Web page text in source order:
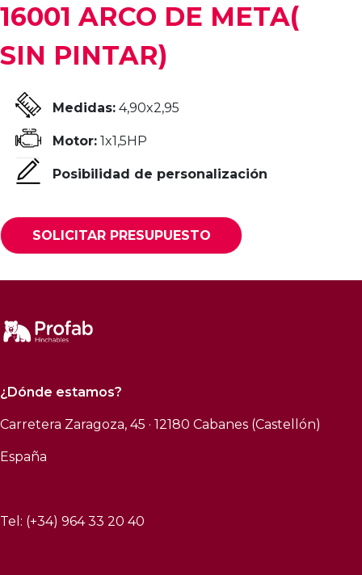
16001 ARCO DE META(
SIN PINTAR)
Medidas: 4,90x2,95
Motor: 1x1,5HP
Posibilidad de personalización
SOLICITAR PRESUPUESTO
¿Dónde estamos?
Carretera Zaragoza, 45 · 12180 Cabanes (Castellón)
España
Tel: (+34) 964 33 20 40